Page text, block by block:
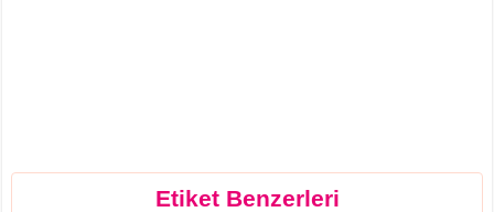
Etiket Benzerleri